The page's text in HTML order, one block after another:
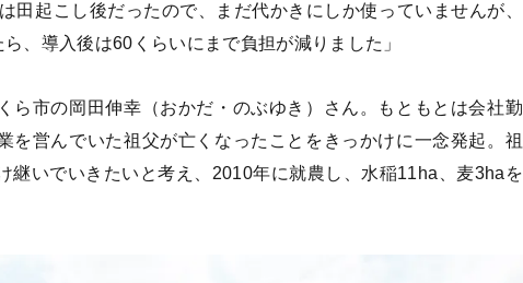
田起こし後だったので、まだ代かきにしか使っていませんが、
、導入後は60くらいにまで負担が減りました」
ら市の岡田伸幸（おかだ・のぶゆき）さん。もともとは会社勤
を営んでいた祖父が亡くなったことをきっかけに一念発起。祖
継いでいきたいと考え、2010年に就農し、水稲11ha、麦3haを